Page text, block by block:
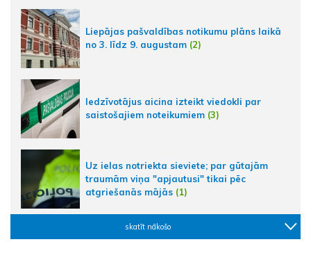
Liepājas pašvaldības notikumu plāns laikā
no 3. līdz 9. augustam (2)
Iedzīvotājus aicina izteikt viedokli par
saistošajiem noteikumiem (3)
Uz ielas notriekta sieviete; par gūtajām
traumām viņa "apjautusi" tikai pēc
atgriešanās mājās (1)
skatīt nākošo